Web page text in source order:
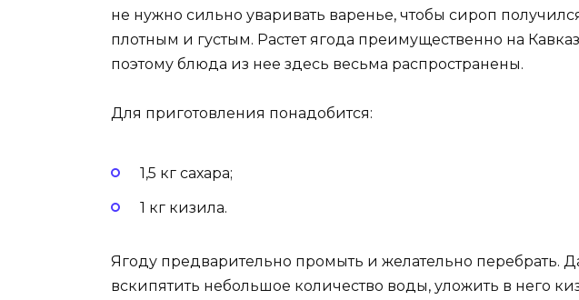
не нужно сильно уваривать варенье, чтобы сироп
плотным и густым. Растет ягода преимущественно на
поэтому блюда из нее здесь весьма распространены.
Для приготовления понадобится:
1,5 кг сахара;
1 кг кизила.
Ягоду предварительно промыть и желательно перебрать.
вскипятить небольшое количество воды, уложить в него